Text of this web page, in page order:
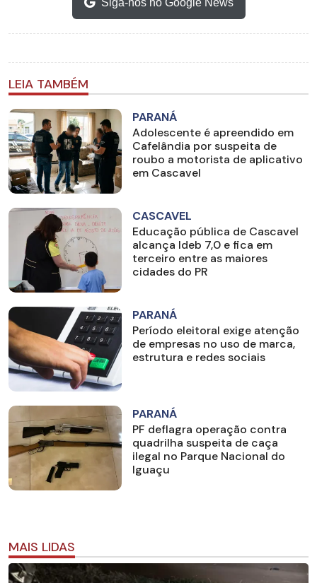
LEIA TAMBÉM
PARANÁ
Adolescente é apreendido em
Cafelândia por suspeita de
roubo a motorista de aplicativo
em Cascavel
CASCAVEL
Educação pública de Cascavel
alcança Ideb 7,0 e fica em
terceiro entre as maiores
cidades do PR
PARANÁ
Período eleitoral exige atenção
de empresas no uso de marca,
estrutura e redes sociais
PARANÁ
PF deflagra operação contra
quadrilha suspeita de caça
ilegal no Parque Nacional do
Iguaçu
MAIS LIDAS